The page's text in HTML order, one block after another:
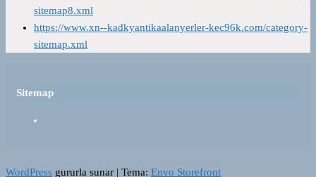
sitemap8.xml
https://www.xn--kadkyantikaalanyerler-kec96k.com/category-
sitemap.xml
Sitemap
WordPress gururla sunar | Tema: Envo Storefront